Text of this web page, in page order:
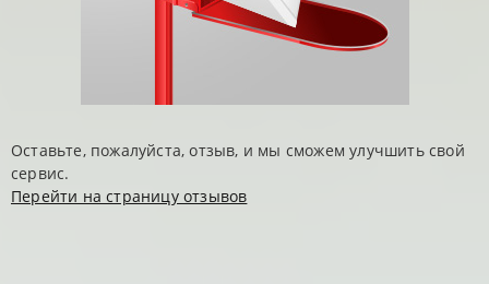
Оставьте, пожалуйста, отзыв, и мы сможем улучшить свой
сервис.
Перейти на страницу отзывов